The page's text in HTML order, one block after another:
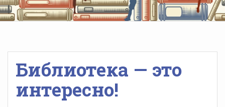
Библиотека — это
интересно!